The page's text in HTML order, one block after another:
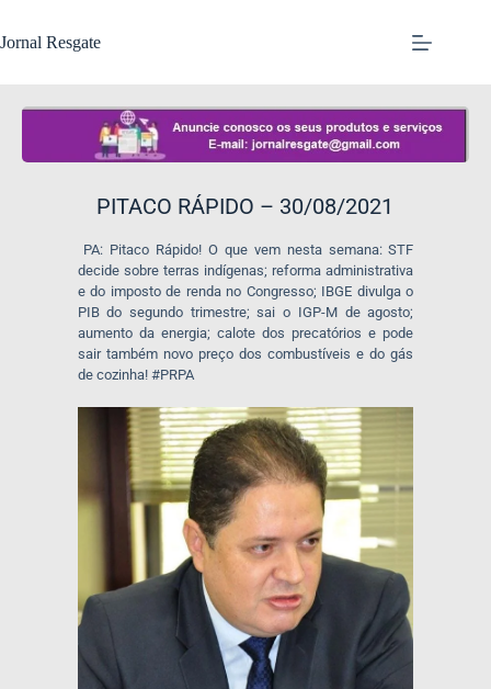
Jornal Resgate
PITACO RÁPIDO – 30/08/2021
PA: Pitaco Rápido! O que vem nesta semana: STF
decide sobre terras indígenas; reforma administrativa
e do imposto de renda no Congresso; IBGE divulga o
PIB do segundo trimestre; sai o IGP-M de agosto;
aumento da energia; calote dos precatórios e pode
sair também novo preço dos combustíveis e do gás
de cozinha! #PRPA